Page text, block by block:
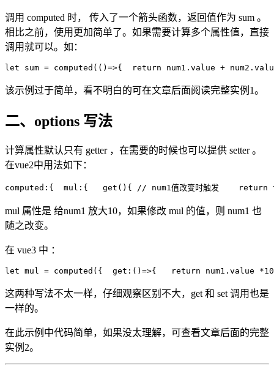
调用 computed 时， 传入了一个箭头函数，返回值作为 sum 。
相比之前，使用更加简单了。如果需要计算多个属性值，直接
调用就可以。如：
let sum = computed( () =>{ return num1.value +
该示例过于简单，看不明白的可在文章后面阅读完整实例1。
二、options 写法
计算属性默认只有 getter ，在需要的时候也可以提供 setter 。
在vue2中用法如下：
computed:{  mul:{ get (){ // num1值改变时触发 return
mul 属性是 给num1 放大10，如果修改 mul 的值，则 num1 也
随之改变。
在 vue3 中 ：
let mul = computed({ get :()=>{ return num1. value *10
这两种写法不太一样，仔细观察区别不大，get 和 set 调用也是
一样的。
在此示例中代码简单，如果没太理解，可查看文章后面的完整
实例2。